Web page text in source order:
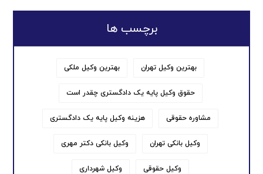
برچسب ها
بهترین وکیل تهران بهترین وکیل ملکی
حقوق وکیل پایه یک دادگستری چقدر است
مشاوره حقوقی هزینه وکیل پایه یک دادگستری
وکیل بانکی تهران وکیل بانکی دکتر مهری
وکیل حقوقی وکیل شهرداری